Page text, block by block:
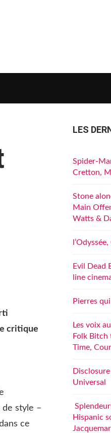
critique
de style –
ce
LES
Spider-
Cretton,
Stone
Main
Watts &
Evil Dead
line
Pierres
Les voix
Folk
Time,
Universal
Hispanic